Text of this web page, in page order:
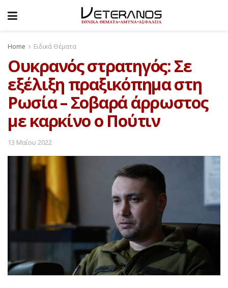
Home Ειδικά Θέματα
Ουκρανός στρατηγός: Σε
εξέλιξη πραξικόπημα στη
Ρωσία – Σοβαρά άρρωστος
με καρκίνο ο Πούτιν
13 Μαΐου 2022